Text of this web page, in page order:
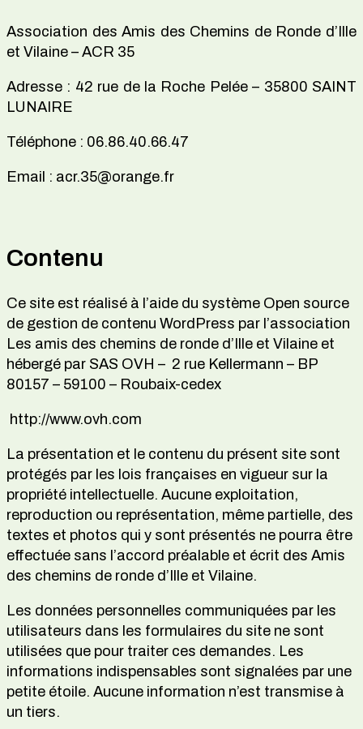
Association des Amis des Chemins de Ronde d’Ille
et Vilaine – ACR 35
Adresse : 42 rue de la Roche Pelée – 35800 SAINT
LUNAIRE
Téléphone : 06.86.40.66.47
Email : acr.35@orange.fr
Contenu
Ce site est réalisé à l’aide du système Open source
de gestion de contenu WordPress par l’association
Les amis des chemins de ronde d’Ille et Vilaine et
hébergé par SAS OVH – 2 rue Kellermann – BP
80157 – 59100 – Roubaix-cedex
http://www.ovh.com
La présentation et le contenu du présent site sont
protégés par les lois françaises en vigueur sur la
propriété intellectuelle. Aucune exploitation,
reproduction ou représentation, même partielle, des
textes et photos qui y sont présentés ne pourra être
effectuée sans l’accord préalable et écrit des Amis
des chemins de ronde d’Ille et Vilaine.
Les données personnelles communiquées par les
utilisateurs dans les formulaires du site ne sont
utilisées que pour traiter ces demandes. Les
informations indispensables sont signalées par une
petite étoile. Aucune information n’est transmise à
un tiers.